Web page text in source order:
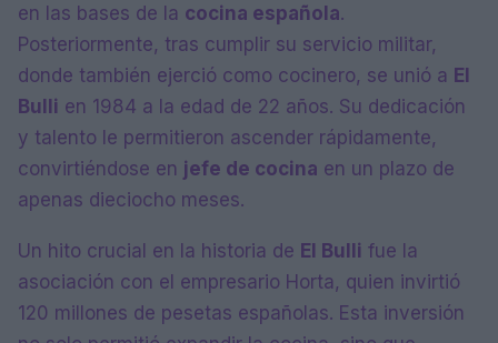
en las bases de la cocina española.
Posteriormente, tras cumplir su servicio militar,
donde también ejerció como cocinero, se unió a El
Bulli en 1984 a la edad de 22 años. Su dedicación
y talento le permitieron ascender rápidamente,
convirtiéndose en jefe de cocina en un plazo de
apenas dieciocho meses.
Un hito crucial en la historia de El Bulli fue la
asociación con el empresario Horta, quien invirtió
120 millones de pesetas españolas. Esta inversión